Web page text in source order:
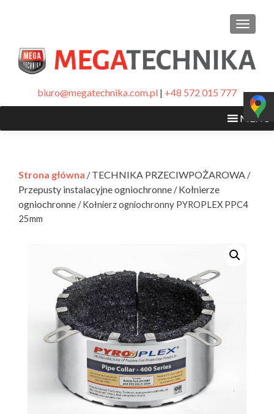
biuro@megatechnika.com.pl | +48 572 015 777
MENU
Strona główna /TECHNIKA PRZECIWPOŻAROWA/
Przepusty instalacyjne ogniochronne/Kołnierze
ogniochronne/ Kołnierz ogniochronny PYROPLEX PPC4
25mm